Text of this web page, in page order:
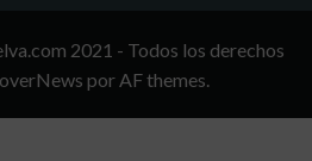
CONDICIONES
2021 - Todos los derechos
por AF themes.